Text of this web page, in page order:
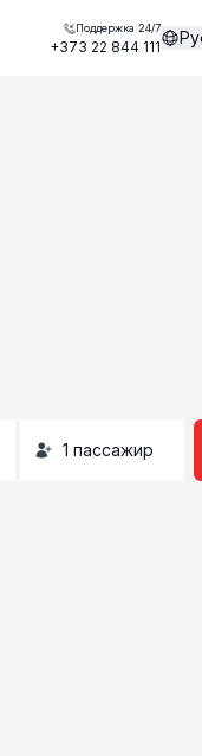
Поддержка 24/7
+373 22 844 111
1 пассажир